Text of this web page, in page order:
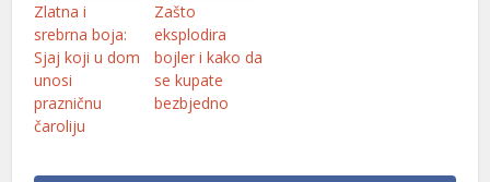
giriş
Zlatna i
srebrna boja:
Sjaj koji u dom
unosi
prazničnu
čaroliju
Zašto
eksplodira
bojler i kako da
se kupate
bezbjedno